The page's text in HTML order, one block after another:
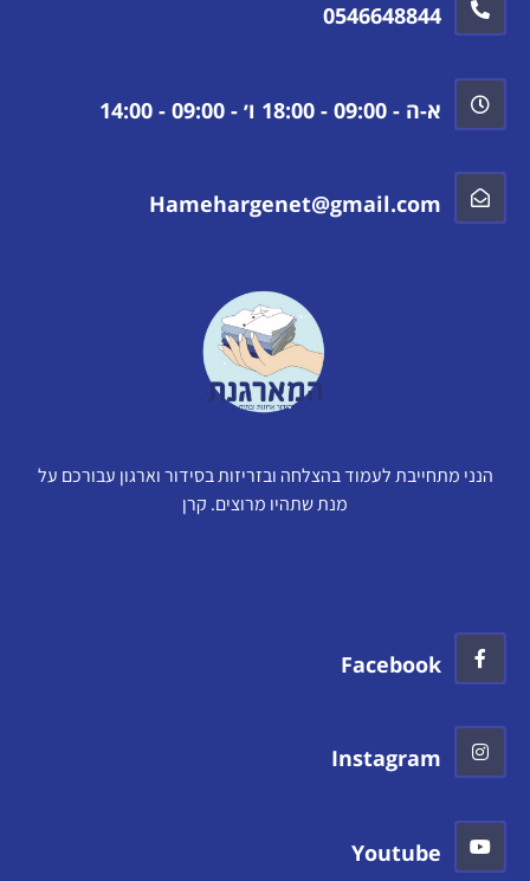
0546648844
א-ה - 09:00 - 18:00 ו׳ - 09:00 - 14:00
Hamehargenet@gmail.com
הנני מתחייבת לעמוד בהצלחה ובזריזות בסידור וארגון עבורכם על
מנת שתהיו מרוצים. קרן
Facebook
Instagram
Youtube